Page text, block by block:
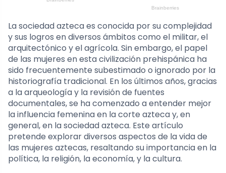
La sociedad azteca es conocida por su complejidad
y sus logros en diversos ámbitos como el militar, el
arquitectónico y el agrícola. Sin embargo, el papel
de las mujeres en esta civilización prehispánica ha
sido frecuentemente subestimado o ignorado por la
historiografía tradicional. En los últimos años, gracias
a la arqueología y la revisión de fuentes
documentales, se ha comenzado a entender mejor
la influencia femenina en la corte azteca y, en
general, en la sociedad azteca. Este artículo
pretende explorar diversos aspectos de la vida de
las mujeres aztecas, resaltando su importancia en la
política, la religión, la economía, y la cultura.